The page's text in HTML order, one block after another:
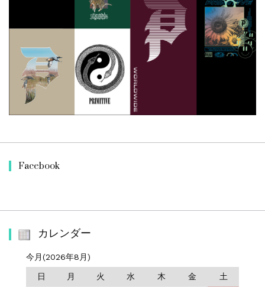
Facebook
カレンダー
今月(2026年8月)
日 月 火 水 木 金 土